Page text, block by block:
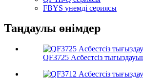
FBYS үнемді сериясы
Таңдаулы өнімдер
QF3725 Асбестсіз